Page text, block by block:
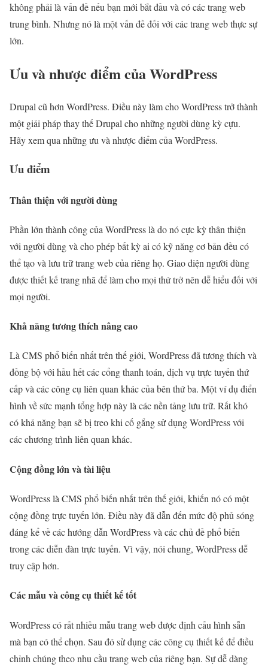
không phải là vấn đề nếu bạn mới bắt đầu và có các trang web
trung bình. Nhưng nó là một vấn đề đối với các trang web thực sự
lớn.
Ưu và nhược điểm của WordPress
Drupal cũ hơn WordPress. Điều này làm cho WordPress trở thành
một giải pháp thay thế Drupal cho những người dùng kỳ cựu.
Hãy xem qua những ưu và nhược điểm của WordPress.
Ưu điểm
Thân thiện với người dùng
Phần lớn thành công của WordPress là do nó cực kỳ thân thiện
với người dùng và cho phép bất kỳ ai có kỹ năng cơ bản đều có
thể tạo và lưu trữ trang web của riêng họ. Giao diện người dùng
được thiết kế trang nhã để làm cho mọi thứ trở nên dễ hiểu đối với
mọi người.
Khả năng tương thích nâng cao
Là CMS phổ biến nhất trên thế giới, WordPress đã tương thích và
đồng bộ với hầu hết các cổng thanh toán, dịch vụ trực tuyến thứ
cấp và các công cụ liên quan khác của bên thứ ba. Một ví dụ điển
hình về sức mạnh tổng hợp này là các nền tảng lưu trữ. Rất khó
có khả năng bạn sẽ bị treo khi cố gắng sử dụng WordPress với
các chương trình liên quan khác.
Cộng đồng lớn và tài liệu
WordPress là CMS phổ biến nhất trên thế giới, khiến nó có một
cộng đồng trực tuyến lớn. Điều này đã dẫn đến mức độ phủ sóng
đáng kể về các hướng dẫn WordPress và các chủ đề phổ biến
trong các diễn đàn trực tuyến. Vì vậy, nói chung, WordPress dễ
truy cập hơn.
Các mẫu và công cụ thiết kế tốt
WordPress có rất nhiều mẫu trang web được định cấu hình sẵn
mà bạn có thể chọn. Sau đó sử dụng các công cụ thiết kế để điều
chỉnh chúng theo nhu cầu trang web của riêng bạn. Sự dễ dàng